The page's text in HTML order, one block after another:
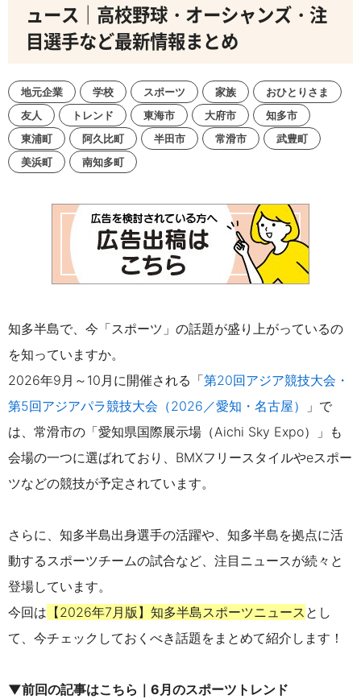
ュース｜高校野球・オーシャンズ・注
目選手など最新情報まとめ
地元企業 学校 スポーツ 家族
おひとりさま
友人
トレンド 東海市 大府市
知多市
東浦町
阿久比町 半田市 常滑市
武豊町
美浜町
南知多町
知多半島で、今「スポーツ」の話題が盛り上がっているの
を知っていますか。
2026年9月～10月に開催される「第20回アジア競技大会・
第5回アジアパラ競技大会（2026／愛知・名古屋）
」で
は、常滑市の「愛知県国際展示場（Aichi Sky Expo）」も
会場の一つに選ばれており、BMXフリースタイルやeスポー
ツなどの競技が予定されています。
さらに、知多半島出身選手の活躍や、知多半島を拠点に活
動するスポーツチームの試合など、注目ニュースが続々と
登場しています。
今回は 【2026年7月版】知多半島スポーツニュース とし
て、今チェックしておくべき話題をまとめて紹介します！
▼前回の記事はこちら｜6月のスポーツトレンド